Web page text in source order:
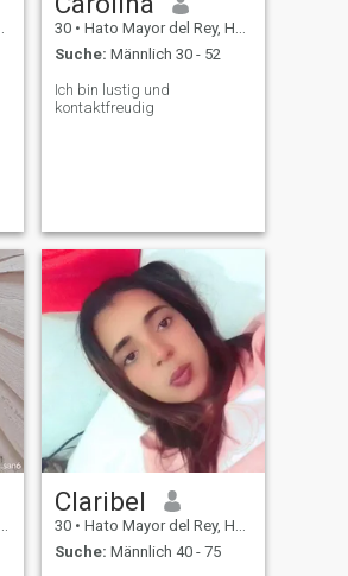
30 • Hato Mayor del Rey, Hato Mayor, Dom. Rep.
Suche: Männlich 30 - 52
Ich bin lustig und
kontaktfreudig
Claribel
30 • Hato Mayor del Rey, Hato Mayor, Dom. Rep.
Suche: Männlich 40 - 75